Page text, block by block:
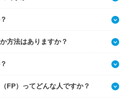
方法はありますか？
FP）ってどんな人ですか？